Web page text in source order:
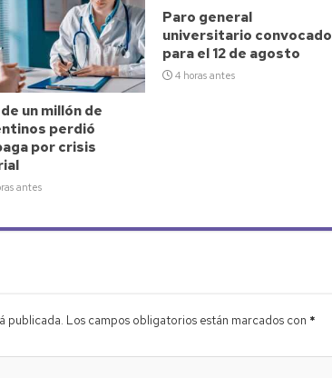
un millón de
perdió
por crisis
antes
Paro general
universitario convocado
para el 12 de agosto
4 horas antes
publicada. Los campos obligatorios están marcados con *